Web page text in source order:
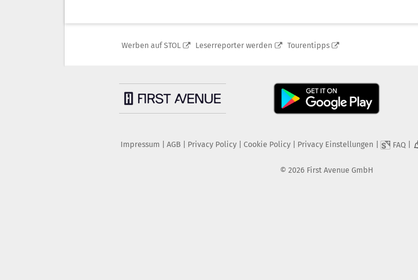
Werben auf STOL Leserreporter werden Tourentipps
Impressum AGB Privacy Policy| Cookie Policy| Privacy Einstellungen FAQ
© 2026 First Avenue GmbH